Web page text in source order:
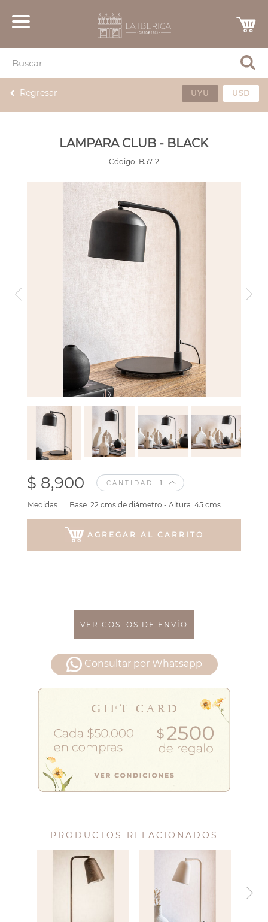
Regresar UYU USD
LAMPARA CLUB - BLACK
Código: B5712
$ 8,900 CANTIDAD
Medidas: Base: 22 cms de diámetro - Altura: 45 cms
AGREGAR AL CARRITO
VER COSTOS DE ENVÍO
Consultar por Whatsapp
PRODUCTOS RELACIONADOS